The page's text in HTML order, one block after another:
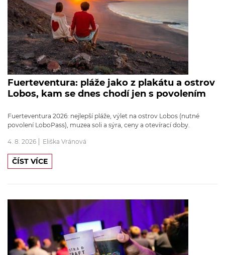
Fuerteventura: pláže jako z plakátu a ostrov
Lobos, kam se dnes chodí jen s povolením
Fuerteventura 2026: nejlepší pláže, výlet na ostrov Lobos (nutné
povolení LoboPass), muzea soli a sýra, ceny a otevírací doby.
4. 8. 2026 Eliška Vránová
ČÍST VÍCE